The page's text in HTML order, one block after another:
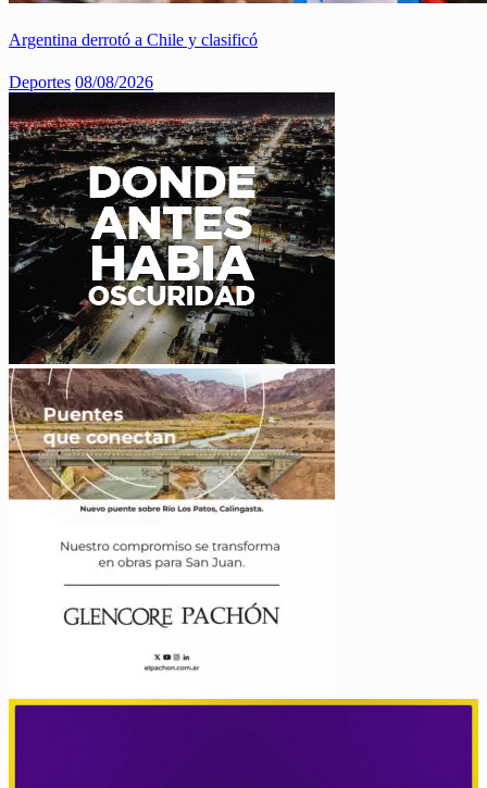
Argentina derrotó a Chile y clasificó
Deportes 08/08/2026